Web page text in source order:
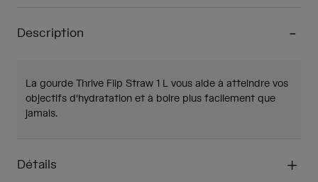
Description
La gourde Thrive Flip Straw 1 L vous aide à atteindre vos
objectifs d'hydratation et à boire plus facilement que
jamais.
Détails